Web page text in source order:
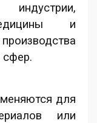
и
сфер.
для
или